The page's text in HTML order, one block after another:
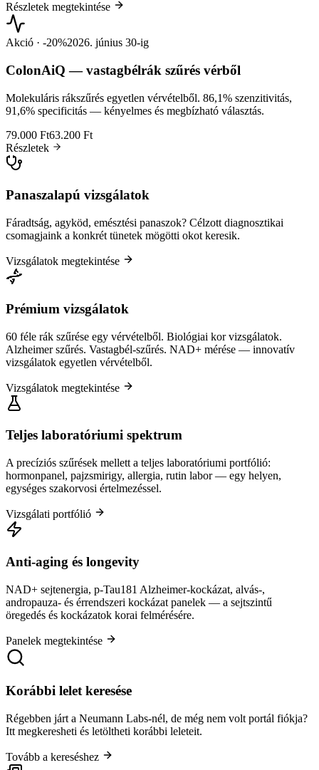
Részletek megtekintése
Akció · -20%2026. június 30-ig
ColonAiQ — vastagbélrák szűrés vérből
Molekuláris rákszűrés egyetlen vérvételből. 86,1% szenzitivitás,
91,6% specificitás — kényelmes és megbízható választás.
79.000 Ft63.200 Ft
Részletek
Panaszalapú vizsgálatok
Fáradtság, agyköd, emésztési panaszok? Célzott diagnosztikai
csomagjaink a konkrét tünetek mögötti okot keresik.
Vizsgálatok megtekintése
Prémium vizsgálatok
60 féle rák szűrése egy vérvételből. Biológiai kor vizsgálatok.
Alzheimer szűrés. Vastagbél-szűrés. NAD+ mérése — innovatív
vizsgálatok egyetlen vérvételből.
Vizsgálatok megtekintése
Teljes laboratóriumi spektrum
A precíziós szűrések mellett a teljes laboratóriumi portfólió:
hormonpanel, pajzsmirigy, allergia, rutin labor — egy helyen,
egységes szakorvosi értelmezéssel.
Vizsgálati portfólió
Anti-aging és longevity
NAD+ sejtenergia, p-Tau181 Alzheimer-kockázat, alvás-,
andropauza- és érrendszeri kockázat panelek — a sejtszintű
öregedés és kockázatok korai felmérésére.
Panelek megtekintése
Korábbi lelet keresése
Régebben járt a Neumann Labs-nél, de még nem volt portál fiókja?
Itt megkeresheti és letöltheti korábbi leleteit.
Tovább a kereséshez